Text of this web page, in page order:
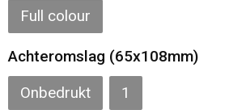
Full colour
Achteromslag (65x108mm)
Onbedrukt 1